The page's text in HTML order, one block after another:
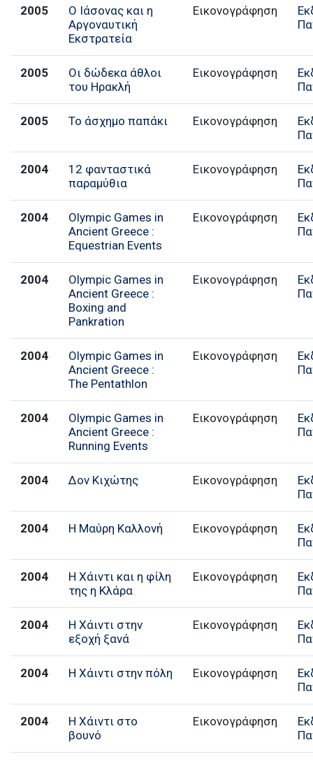
2005
Ο Ιάσονας και η
Αργοναυτική
Εκστρατεία
Εικονογράφηση
2005
Οι δώδεκα άθλοι
του Ηρακλή
Εικονογράφηση
2005 Το άσχημο παπάκι Εικονογράφηση
2004
12 φανταστικά
παραμύθια
Εικονογράφηση
2004
Olympic Games in
Ancient Greece :
Equestrian Events
Εικονογράφηση
2004
Olympic Games in
Ancient Greece :
Boxing and
Pankration
Εικονογράφηση
2004
Olympic Games in
Ancient Greece :
The Pentathlon
Εικονογράφηση
2004
Olympic Games in
Ancient Greece :
Running Events
Εικονογράφηση
2004 Δον Κιχώτης Εικονογράφηση
2004 Η Μαύρη Καλλονή Εικονογράφηση
2004
Η Χάιντι και η φίλη
της η Κλάρα
Εικονογράφηση
2004
Η Χάιντι στην
εξοχή ξανά
Εικονογράφηση
2004 Η Χάιντι στην πόλη Εικονογράφηση
2004
Η Χάιντι στο
βουνό
Εικονογράφηση